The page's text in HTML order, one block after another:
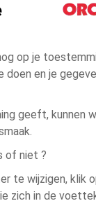
op je
doen en je
geeft, kunnen
of niet ?
te wijzigen, klik
zich in de